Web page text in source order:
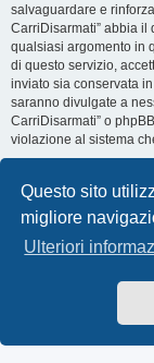
Questo sito
migliore
Ulteriori
salvaguardare e
CarriDisarmati” abbia il
qualsiasi argomento in
di questo servizio,
inviato sia conservata
saranno divulgate a
CarriDisarmati” o
violazione al sistema
Home Indice
Creato